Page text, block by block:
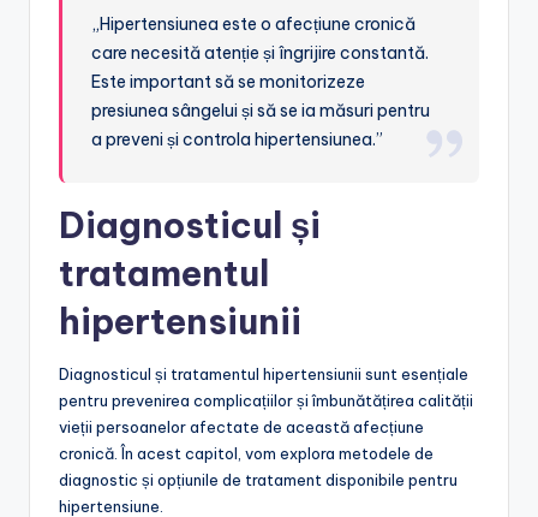
„Hipertensiunea este o afecțiune cronică
care necesită atenție și îngrijire constantă.
Este important să se monitorizeze
presiunea sângelui și să se ia măsuri pentru
a preveni și controla hipertensiunea.”
Diagnosticul și
tratamentul
hipertensiunii
Diagnosticul și tratamentul hipertensiunii sunt esențiale
pentru prevenirea complicațiilor și îmbunătățirea calității
vieții persoanelor afectate de această afecțiune
cronică. În acest capitol, vom explora metodele de
diagnostic și opțiunile de tratament disponibile pentru
hipertensiune.